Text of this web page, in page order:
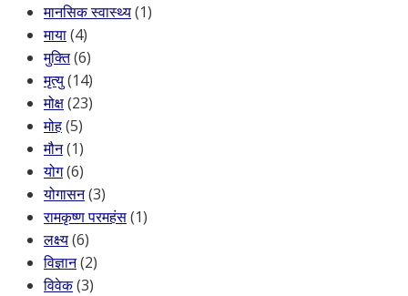
मानसिक स्वास्थ्य(1)
माया(4)
मुक्ति(6)
मृत्यु(14)
मोक्ष(23)
मोह(5)
मौन(1)
योग(6)
योगासन(3)
रामकृष्ण परमहंस(1)
लक्ष्य(6)
विज्ञान(2)
विवेक(3)